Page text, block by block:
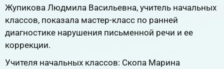
Жупикова Людмила Васильевна, учитель начальных
классов, показала мастер-класс по ранней
диагностике нарушения письменной речи и ее
коррекции.
Учителя начальных классов: Скопа Марина